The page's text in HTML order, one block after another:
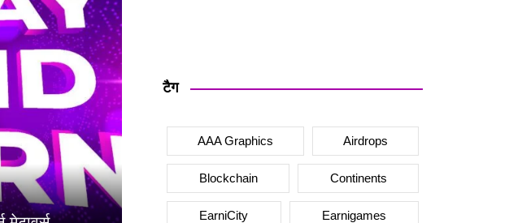
Play&Earn
टैग
AAA Graphics Airdrops
Blockchain Continents
EarniCity Earnigames